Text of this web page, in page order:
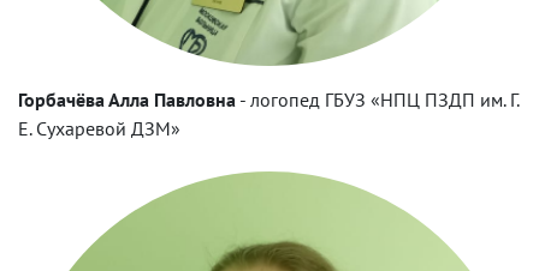
Горбачёва Алла Павловна - логопед ГБУЗ «НПЦ ПЗДП им. Г.
Е. Сухаревой ДЗМ»